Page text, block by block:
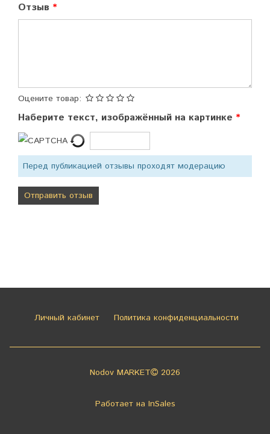
Отзыв
Оцените товар:
Наберите текст, изображённый на картинке
Перед публикацией отзывы проходят модерацию
Личный кабинет Политика конфиденциальности
Nodov MARKET 2026
Работает на InSales